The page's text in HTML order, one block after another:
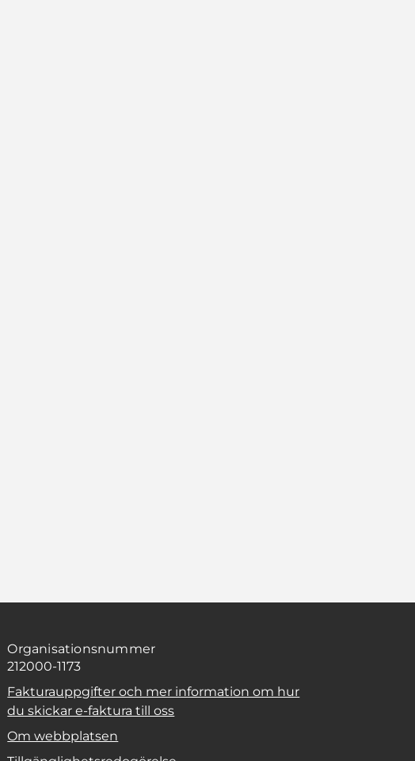
Organisationsnummer
212000-1173
Fakturauppgifter och mer information om hur
du skickar e-faktura till oss
Om webbplatsen